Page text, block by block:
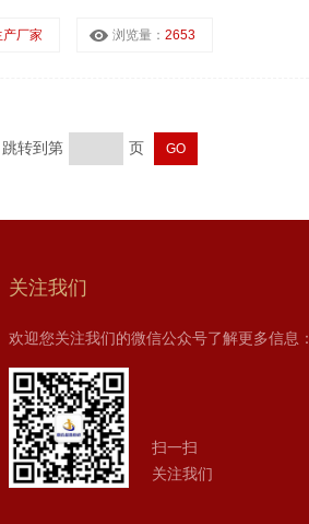
产厂家 浏览量： 2653
跳转到第 页
关注我们
欢迎您关注我们的微信公众号了解更多信息：
扫一扫
关注我们